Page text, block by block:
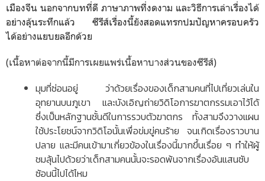
เมืองจีน นอกจากบทที่ดี ภาษาภาพที่งดงาม และวิธีการเล่าเรื่องได้
อย่างลุ้นระทึกแล้ว ซีรีส์เรื่องนี้ยังสอดแทรกปมปัญหาครอบครัว
ได้อย่างแยบยลอีกด้วย
(เนื้อหาต่อจากนี้มีการเผยแพร่เนื้อหาบางส่วนของซีรีส์)
มุมที่ซ่อนอยู่ ว่าด้วยเรื่องของเด็กสามคนที่ไปเที่ยวเล่นใน
อุทยานบนภูเขา และบังเอิญถ่ายวิดิโอการฆาตกรรมเอาไว้ได้
ซึ่งเป็นหลักฐานชั้นดีในการรวบตัวฆาตกร ทั้งสามจึงวางแผน
ใช้ประโยชน์จากวิดิโอนั้นเพื่อข่มขู่คนร้าย จนเกิดเรื่องราวบาน
ปลาย และมีคนเข้ามาเกี่ยวข้องในเรื่องนี้มากขึ้นเรื่อย ๆ ทำให้ผู้
ชมลุ้นไปด้วยว่าเด็กสามคนนั้นจะรอดพ้นจากเรื่องอันแสนซับ
ซ้อนนี้ไปได้ไหม